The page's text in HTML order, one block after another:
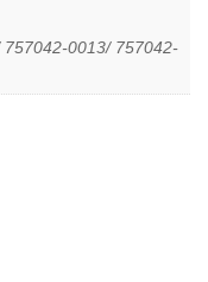
0013/ 757042-